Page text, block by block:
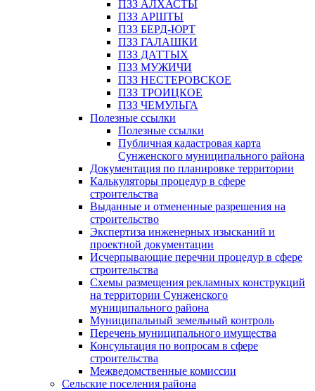
ПЗЗ АЛХАСТЫ
ПЗЗ АРШТЫ
ПЗЗ БЕРД-ЮРТ
ПЗЗ ГАЛАШКИ
ПЗЗ ДАТТЫХ
ПЗЗ МУЖИЧИ
ПЗЗ НЕСТЕРОВСКОЕ
ПЗЗ ТРОИЦКОЕ
ПЗЗ ЧЕМУЛЬГА
Полезные ссылки
Полезные ссылки
Публичная кадастровая карта
Сунженского муниципального района
Документация по планировке территории
Калькуляторы процедур в сфере
строительства
Выданные и отмененные разрешения на
строительство
Экспертиза инженерных изысканий и
проектной документации
Исчерпывающие перечни процедур в сфере
строительства
Схемы размещения рекламных конструкций
на территории Сунженского
муниципального района
Муниципальный земельный контроль
Перечень муниципального имущества
Консультация по вопросам в сфере
строительства
Межведомственные комиссии
Сельские поселения района